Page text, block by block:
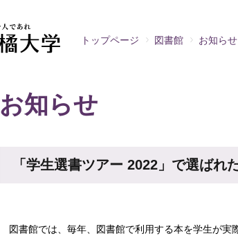
トップページ 図書館 お知らせ
お知らせ
「学生選書ツアー 2022」で選ばれ
図書館では、毎年、図書館で利用する本を学生が実